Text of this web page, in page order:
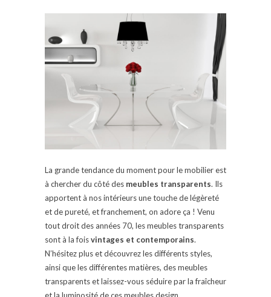
La grande tendance du moment pour le mobilier est
à chercher du côté des meubles transparents. Ils
apportent à nos intérieurs une touche de légèreté
et de pureté, et franchement, on adore ça ! Venu
tout droit des années 70, les meubles transparents
sont à la foisvintages et contemporains.
N’hésitez plus et découvrez les différents styles,
ainsi que les différentes matières, des meubles
transparents et laissez-vous séduire par la fraîcheur